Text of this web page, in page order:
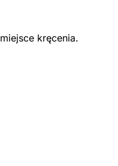
kręcenia.